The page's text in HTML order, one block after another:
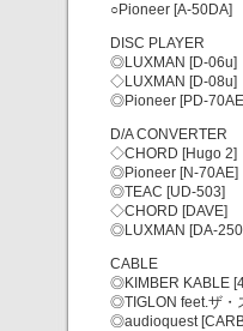
○Pioneer [A-50DA]
DISC PLAYER
◎LUXMAN [D-06u]
◇LUXMAN [D-08u]
◎Pioneer [PD-
D/A CONVERTER
◇CHORD [Hugo 2]
◎Pioneer [N-70AE]
◎TEAC [UD-503]
◇CHORD [DAVE]
◎LUXMAN [DA-
CABLE
◎KIMBER KABLE
◎TIGLON feet.ザ・
◎audioquest